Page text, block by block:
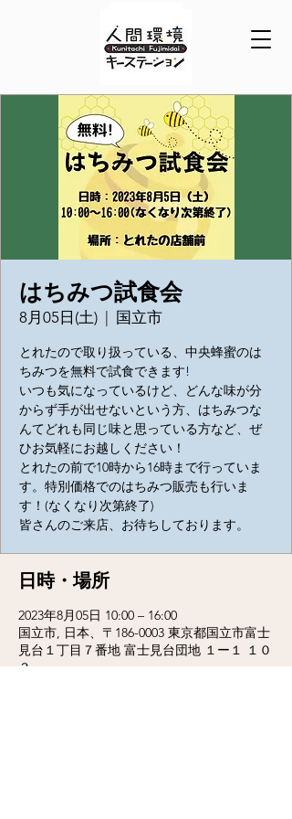
はちみつ試食会
8月05日(土) 国立市
とれたので取り扱っている、中央蜂蜜のは
ちみつを無料で試食できます!
いつも気になっているけど、どんな味が分
からず手が出せないという方、はちみつな
んてどれも同じ味と思っている方など、ぜ
ひお気軽にお越しください！
とれたの前で10時から16時まで行っていま
す。特別価格でのはちみつ販売も行いま
す！(なくなり次第終了)
皆さんのご来店、お待ちしております。
日時・場所
2023年8月05日 10:00 – 16:00
国立市, 日本、〒186-0003 東京都国立市富士
見台１丁目７番地 富士見台団地 １ー１ １０
３